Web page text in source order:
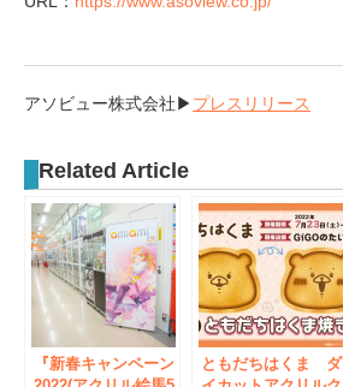
アソビュー株式会社▶ プレスリリース
Related Article
『新春キャンペーン
ともだちはくま ダ